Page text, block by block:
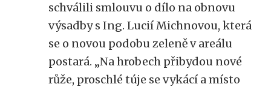
schválili smlouvu o dílo na obnovu
výsadby s Ing. Lucií Michnovou, která
se o novou podobu zeleně v areálu
postará. „Na hrobech přibydou nové
růže, proschlé túje se vykácí a místo